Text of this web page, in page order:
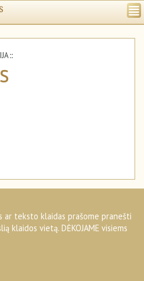
::
ar teksto klaidas prašome pranešti
klaidos vietą. DĖKOJAME visiems